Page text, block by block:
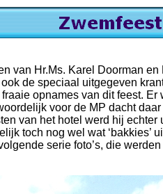
van Hr.Ms. Karel Doorman
ook de speciaal uitgegeven
opnames van dit feest.
voor de MP dacht
van het hotel werd hij echter
toch nog wel wat ‘bakkies’
serie foto’s, die